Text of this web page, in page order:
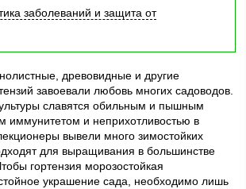
заболеваний и защита от
древовидные и другие
завоевали любовь многих садоводов.
славятся обильным и пышным
иммунитетом и неприхотливостью в
вывели много зимостойких
для выращивания в большинстве
гортензия морозостойкая
украшение сада, необходимо лишь